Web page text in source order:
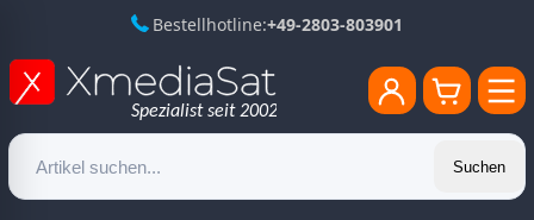
Bestellhotline:+49-2803-803901
Suchen